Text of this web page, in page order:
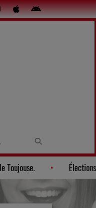
Musée du Paysan Gascon